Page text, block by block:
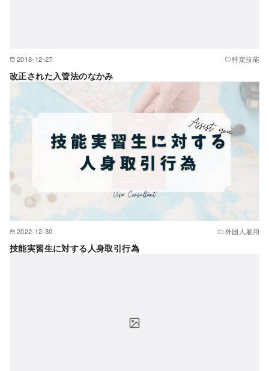
2018-12-27 特定技能
改正された入管法のなかみ
2022-12-30 外国人雇用
技能実習生に対する人身取引行為